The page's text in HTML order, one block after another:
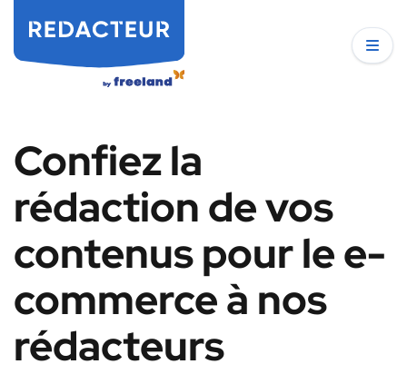
Confiez la
rédaction de vos
contenus pour le e-
commerce à nos
rédacteurs